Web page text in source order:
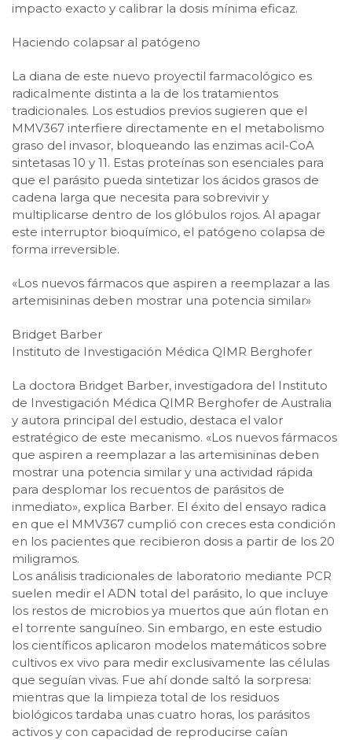
impacto exacto y calibrar la dosis mínima eficaz.
Haciendo colapsar al patógeno
La diana de este nuevo proyectil farmacológico es
radicalmente distinta a la de los tratamientos
tradicionales. Los estudios previos sugieren que el
MMV367 interfiere directamente en el metabolismo
graso del invasor, bloqueando las enzimas acil-CoA
sintetasas 10 y 11. Estas proteínas son esenciales para
que el parásito pueda sintetizar los ácidos grasos de
cadena larga que necesita para sobrevivir y
multiplicarse dentro de los glóbulos rojos. Al apagar
este interruptor bioquímico, el patógeno colapsa de
forma irreversible.
«Los nuevos fármacos que aspiren a reemplazar a las
artemisininas deben mostrar una potencia similar»
Bridget Barber
Instituto de Investigación Médica QIMR Berghofer
La doctora Bridget Barber, investigadora del Instituto
de Investigación Médica QIMR Berghofer de Australia
y autora principal del estudio, destaca el valor
estratégico de este mecanismo. «Los nuevos fármacos
que aspiren a reemplazar a las artemisininas deben
mostrar una potencia similar y una actividad rápida
para desplomar los recuentos de parásitos de
inmediato», explica Barber. El éxito del ensayo radica
en que el MMV367 cumplió con creces esta condición
en los pacientes que recibieron dosis a partir de los 20
miligramos.
Los análisis tradicionales de laboratorio mediante PCR
suelen medir el ADN total del parásito, lo que incluye
los restos de microbios ya muertos que aún flotan en
el torrente sanguíneo. Sin embargo, en este estudio
los científicos aplicaron modelos matemáticos sobre
cultivos ex vivo para medir exclusivamente las células
que seguían vivas. Fue ahí donde saltó la sorpresa:
mientras que la limpieza total de los residuos
biológicos tardaba unas cuatro horas, los parásitos
activos y con capacidad de reproducirse caían